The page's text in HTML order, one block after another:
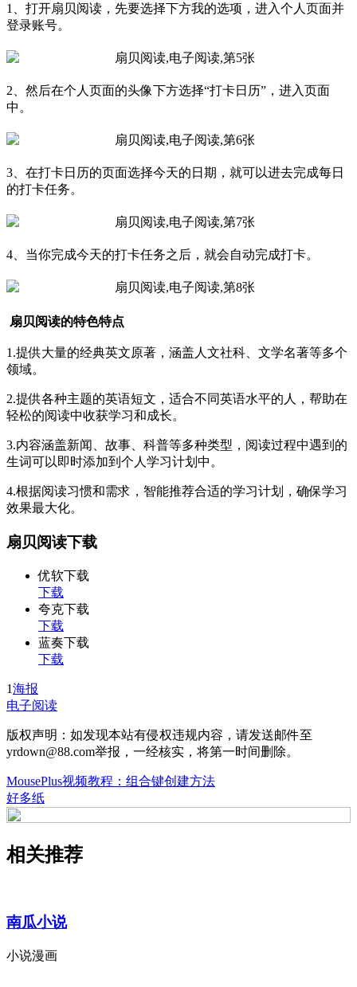
1、打开扇贝阅读，先要选择下方我的选项，进入个人页面并
登录账号。
2、然后在个人页面的头像下方选择“打卡日历”，进入页面
中。
3、在打卡日历的页面选择今天的日期，就可以进去完成每日
的打卡任务。
4、当你完成今天的打卡任务之后，就会自动完成打卡。
扇贝阅读的特色特点
1.提供大量的经典英文原著，涵盖人文社科、文学名著等多个
领域。
2.提供各种主题的英语短文，适合不同英语水平的人，帮助在
轻松的阅读中收获学习和成长。
3.内容涵盖新闻、故事、科普等多种类型，阅读过程中遇到的
生词可以即时添加到个人学习计划中。
4.根据阅读习惯和需求，智能推荐合适的学习计划，确保学习
效果最大化。
扇贝阅读下载
优软下载
下载
夸克下载
下载
蓝奏下载
下载
1海报
电子阅读
版权声明：如发现本站有侵权违规内容，请发送邮件至
yrdown@88.com举报，一经核实，将第一时间删除。
MousePlus视频教程：组合键创建方法
好多纸
相关推荐
南瓜小说
小说漫画